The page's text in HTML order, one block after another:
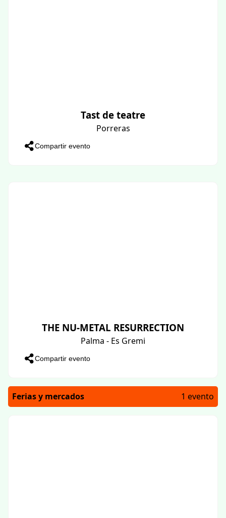
Tast de teatre
Porreras
Compartir evento
THE NU-METAL RESURRECTION
Palma - Es Gremi
Compartir evento
Ferias y mercados 1 evento